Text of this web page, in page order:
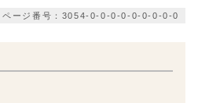
ページ番号：3054-0-0-0-0-0-0-0-0-0